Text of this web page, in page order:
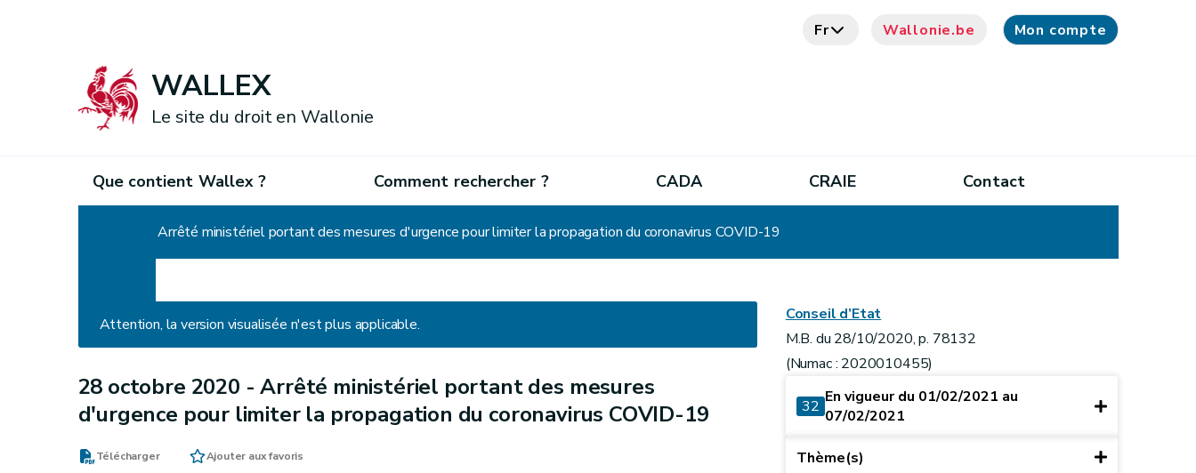
Fr Wallonie.be Mon compte
WALLEX
Le site du droit en Wallonie
Que contient Wallex ? Comment rechercher ? CADA CRAIE Contact
Arrêté ministériel portant des mesures d'urgence pour limiter la propagation du coronavirus COVID-19
Attention, la version visualisée n'est plus applicable.
28 octobre 2020 -Arrêté ministériel portant des mesures
d'urgence pour limiter la propagation du coronavirus COVID-19
Télécharger Ajouter aux favoris
Conseil d’Etat
M.B. du 28/10/2020, p. 78132
(Numac : 2020010455)
32 En vigueur du 01/02/2021 au
07/02/2021
Thème(s)